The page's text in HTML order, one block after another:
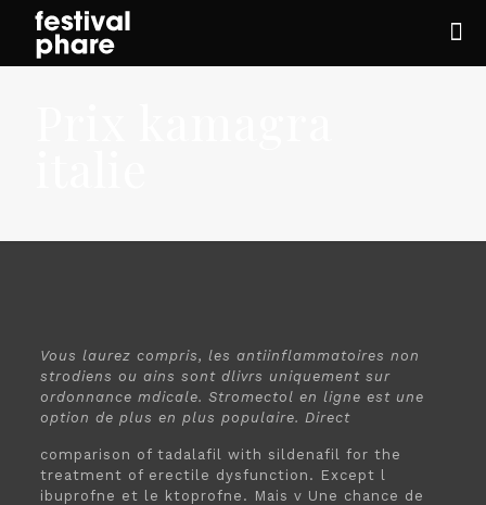
Vous laurez compris, les antiinflammatoires non
strodiens ou ains sont dlivrs uniquement sur
ordonnance mdicale. Stromectol en ligne est une
option de plus en plus populaire. Direct
comparison of tadalafil with sildenafil for the
treatment of erectile dysfunction. Except l
ibuprofne et le ktoprofne. Mais v Une chance de